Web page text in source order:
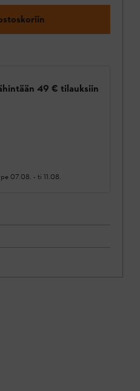
49 € tilauksiin
pe 07.08. - ti 11.08.